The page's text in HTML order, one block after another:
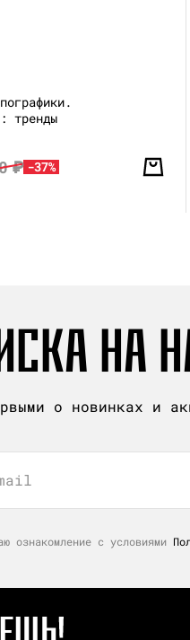
тренды
₽ -37%
НА
о новинках и
ознакомление с условиями